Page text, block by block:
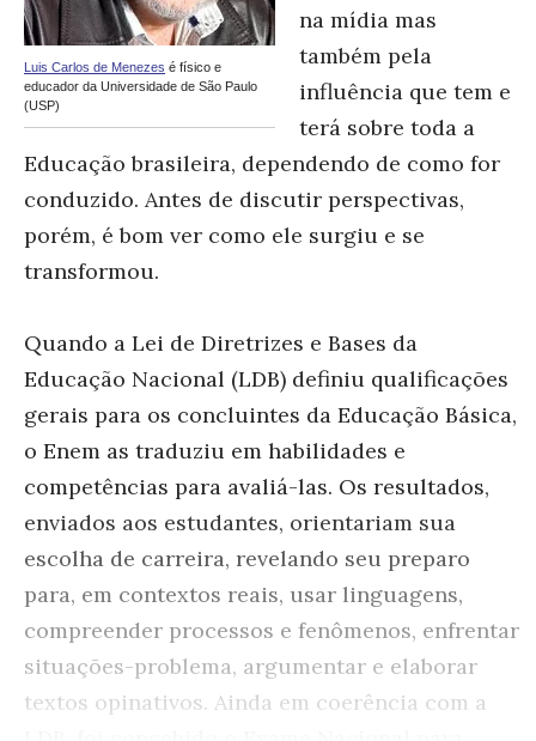
Luis Carlos de Menezes é físico e
educador da Universidade de São Paulo
(USP)
na mídia mas
também pela
influência que tem e
terá sobre toda a
Educação brasileira, dependendo de como for
conduzido. Antes de discutir perspectivas,
porém, é bom ver como ele surgiu e se
transformou.
Quando a Lei de Diretrizes e Bases da
Educação Nacional (LDB) definiu qualificações
gerais para os concluintes da Educação Básica,
o Enem as traduziu em habilidades e
competências para avaliá-las. Os resultados,
enviados aos estudantes, orientariam sua
escolha de carreira, revelando seu preparo
para, em contextos reais, usar linguagens,
compreender processos e fenômenos, enfrentar
situações-problema, argumentar e elaborar
textos opinativos. Ainda em coerência com a